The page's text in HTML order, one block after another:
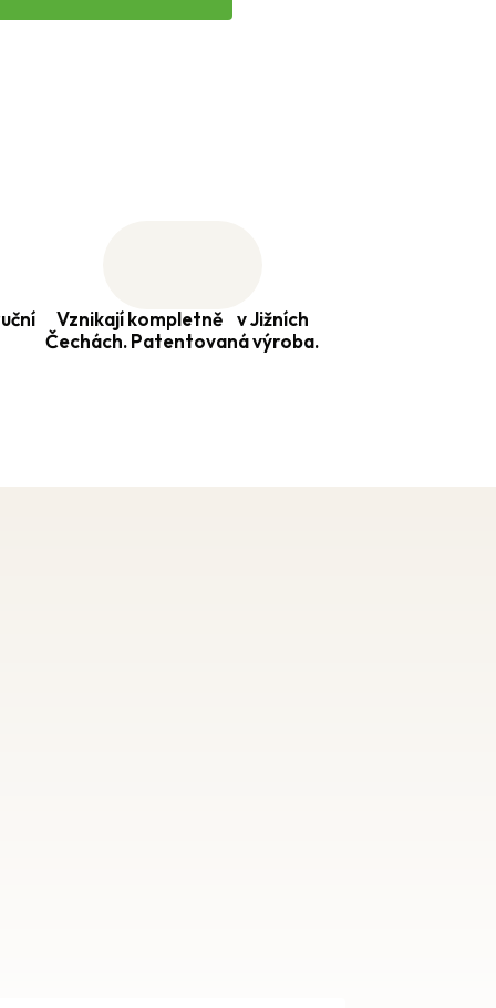
Vznikají kompletně v Jižních
Čechách. Patentovaná výroba.